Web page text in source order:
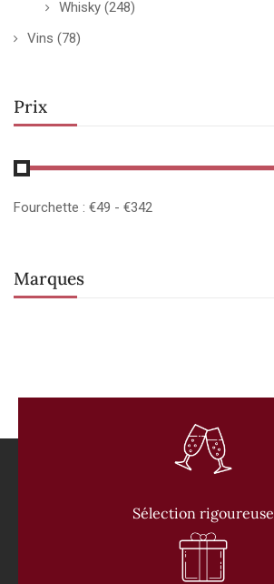
Whisky (248)
Vins (78)
Prix
Fourchette : €49 - €342
Marques
Sélection rigoureuse